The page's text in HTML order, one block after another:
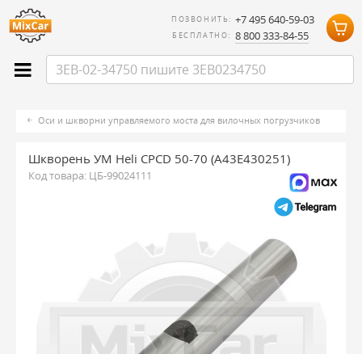
ПОЗВОНИТЬ: +7 495 640-59-03
БЕСПЛАТНО: 8 800 333-84-55
Оси и шкворни управляемого моста для вилочных погрузчиков
Шкворень УМ Heli CPCD 50-70 (A43E430251)
Код товара: ЦБ-99024111